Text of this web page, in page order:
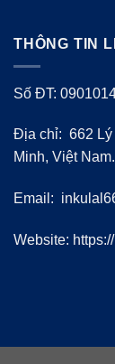
THÔNG TIN
Số ĐT:
Địa chỉ: 662 Lý
Minh, Việt Nam.
Email:
Website: